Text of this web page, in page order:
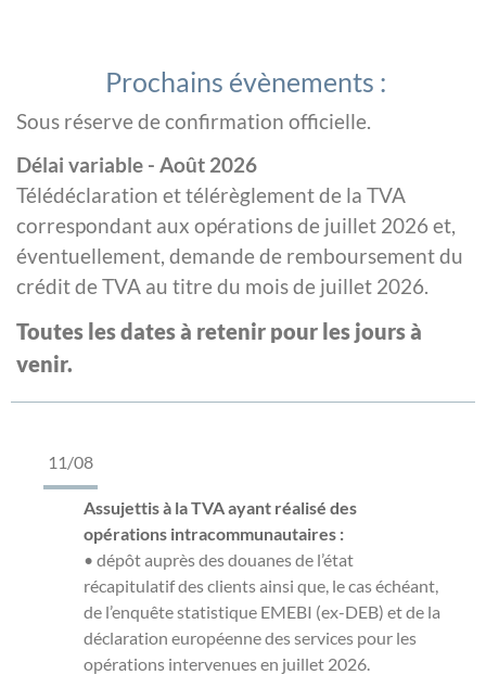
Prochains évènements :
Sous réserve de confirmation officielle.
Délai variable - Août 2026
Télédéclaration et télérèglement de la TVA
correspondant aux opérations de juillet 2026 et,
éventuellement, demande de remboursement du
crédit de TVA au titre du mois de juillet 2026.
Toutes les dates à retenir pour les jours à
venir.
11/08
Assujettis à la TVA ayant réalisé des
opérations intracommunautaires :
• dépôt auprès des douanes de l’état
récapitulatif des clients ainsi que, le cas échéant,
de l’enquête statistique EMEBI (ex-DEB) et de la
déclaration européenne des services pour les
opérations intervenues en juillet 2026.